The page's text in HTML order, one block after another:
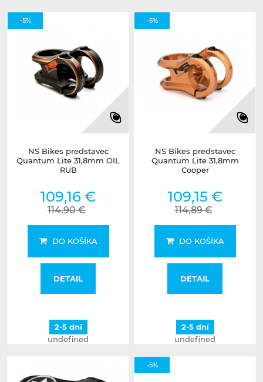
-5%
NS Bikes predstavec
Quantum Lite 31,8mm OIL
RUB
109,16 €
114,90 €
DO KOŠÍKA
DETAIL
2-5 dní
undefined
-5%
NS Bikes predstavec
Quantum Lite 31,8mm
Cooper
109,15 €
114,89 €
DO KOŠÍKA
DETAIL
2-5 dní
undefined
-5%